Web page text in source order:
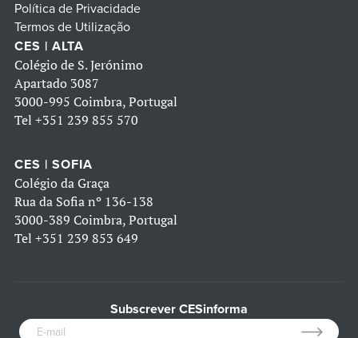
Política de Privacidade
Termos de Utilização
CES | ALTA
Colégio de S. Jerónimo
Apartado 3087
3000-995 Coimbra, Portugal
Tel +351 239 855 570
CES | SOFIA
Colégio da Graça
Rua da Sofia nº 136-138
3000-389 Coimbra, Portugal
Tel +351 239 853 649
Subscrever CESinforma